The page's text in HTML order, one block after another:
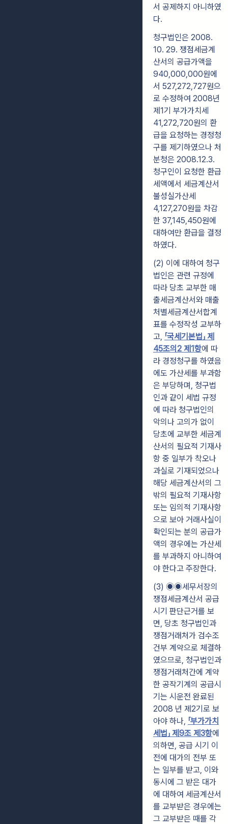
서 공제하지 아니하였
다.
청구법인은 2008.
10. 29. 쟁점세금계
산서의 공급가액을
940,000,000원에
서 527,272,727원으
로 수정하여 2008년
제1기 부가가치세
41,272,720원의 환
급을 요청하는 경정청
구를 제기하였으나 처
분청은 2008.12.3.
청구인이 요청한 환급
세액에서 세금계산서
불성실가산세
4,127,270원을 차감
한 37,145,450원에
대하여만 환급을 결정
하였다.
(2) 이에 대하여 청구
법인은 관련 규정에
따라 당초 교부한 매
출세금계산서와 매출
처별세금계산서합계
표를 수정작성 교부하
고, 「국세기본법」 제
45조의2 제1항에 따
라 경정청구를 하였음
에도 가산세를 부과함
은 부당하며, 청구법
인과 같이 세법 규정
에 따라 청구법인의
악의나 고의가 없이
당초에 교부한 세금계
산서의 필요적 기재사
항 중 일부가 착오나
과실로 기재되었으나
해당 세금계산서의 그
밖의 필요적 기재사항
또는 임의적 기재사항
으로 보아 거래사실이
확인되는 분의 공급가
액의 경우에는 가산세
를 부과하지 아니하여
야 한다고 주장한다.
(3) ◉◉세무서장의
쟁점세금계산서 공급
시기 판단근거를 보
면, 당초 청구법인과
쟁점거래처가 검수조
건부 계약으로 체결하
였으므로, 청구법인과
쟁점거래처간에 계약
한 공작기계의 공급시
기는 시운전 완료된
2008 년 제2기로 보
아야 하나, 「부가가치
세법」 제9조 제3항에
의하면, 공급 시기 이
전에 대가의 전부 또
는 일부를 받고, 이와
동시에 그 받은 대가
에 대하여 세금계산서
를 교부받은 경우에는
그 교부받은 때를 각